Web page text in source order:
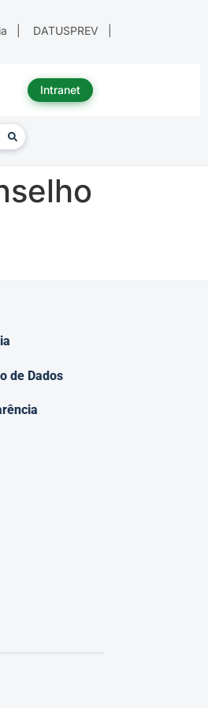
DATUSPREV
Intranet
de Dados